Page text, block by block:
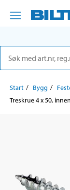
Start Bygg
Treskrue 4 x 50,